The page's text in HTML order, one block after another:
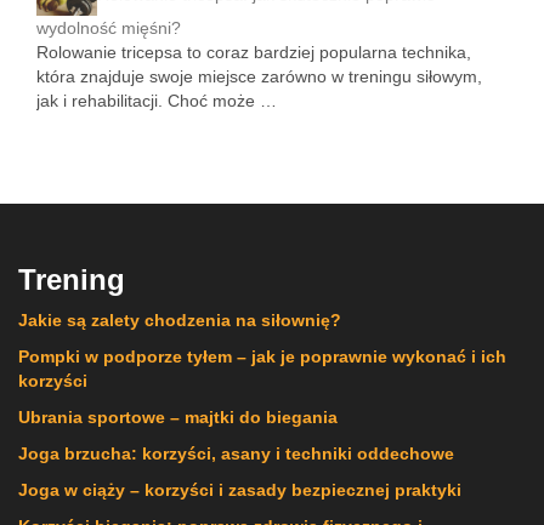
wydolność mięśni?
Rolowanie tricepsa to coraz bardziej popularna technika,
która znajduje swoje miejsce zarówno w treningu siłowym,
jak i rehabilitacji. Choć może …
Trening
Jakie są zalety chodzenia na siłownię?
Pompki w podporze tyłem – jak je poprawnie wykonać i ich
korzyści
Ubrania sportowe – majtki do biegania
Joga brzucha: korzyści, asany i techniki oddechowe
Joga w ciąży – korzyści i zasady bezpiecznej praktyki